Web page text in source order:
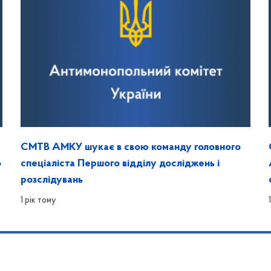
СМТВ АМКУ шукає в свою команду головного
спеціаліста Першого відділу досліджень і
розслідувань
1 рік тому